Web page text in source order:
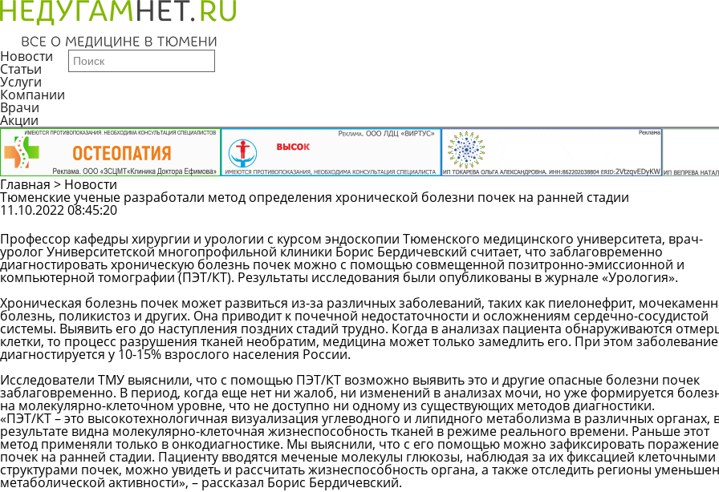
Новости
Статьи
Услуги
Компании
Врачи
Акции
Главная > Новости
Тюменские ученые разработали метод определения хронической болезни почек на ранней стадии
11.10.2022 08:45:20
Профессор кафедры хирургии и урологии с курсом эндоскопии Тюменского медицинского университета, врач-
уролог Университетской многопрофильной клиники Борис Бердичевский считает, что заблаговременно
диагностировать хроническую болезнь почек можно с помощью совмещенной позитронно-эмиссионной и
компьютерной томографии (ПЭТ/КТ). Результаты исследования были опубликованы в журнале «Урология».
Хроническая болезнь почек может развиться из-за различных заболеваний, таких как пиелонефрит,
болезнь, поликистоз и других. Она приводит к почечной недостаточности и осложнениям сердечно-сосудистой
системы. Выявить его до наступления поздних стадий трудно. Когда в анализах пациента обнаруживаются
клетки, то процесс разрушения тканей необратим, медицина может только замедлить его. При этом заболевание
диагностируется у 10-15% взрослого населения России.
Исследователи ТМУ выяснили, что с помощью ПЭТ/КТ возможно выявить это и другие опасные болезни почек
заблаговременно. В период, когда еще нет ни жалоб, ни изменений в анализах мочи, но уже формируется
на молекулярно-клеточном уровне, что не доступно ни одному из существующих методов диагностики.
«ПЭТ/КТ – это высокотехнологичная визуализация углеводного и липидного метаболизма в различных органах,
результате видна молекулярно-клеточная жизнеспособность тканей в режиме реального времени. Раньше этот
метод применяли только в онкодиагностике. Мы выяснили, что с его помощью можно зафиксировать поражение
почек на ранней стадии. Пациенту вводятся меченые молекулы глюкозы, наблюдая за их фиксацией клеточными
структурами почек, можно увидеть и рассчитать жизнеспособность органа, а также отследить регионы
метаболической активности», – рассказал Борис Бердичевский.